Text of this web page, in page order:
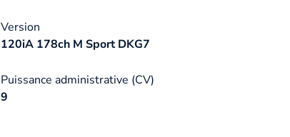
Version
120iA 178ch M Sport DKG7
Puissance administrative (CV)
9